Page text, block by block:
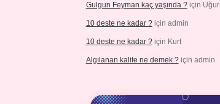
Gulgun Feyman kaç yaşında ?için Uğur
10 deste ne kadar ?için admin
10 deste ne kadar ?için Kurt
Algılanan kalite ne demek ?için admin